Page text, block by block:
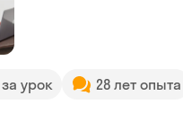
за урок 28 лет опыта